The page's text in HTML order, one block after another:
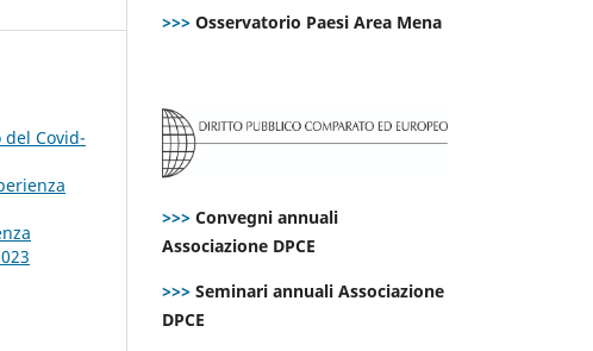
Covid-
>>> Osservatorio Paesi Area Mena
>>> Convegni annuali
Associazione DPCE
>>> Seminari annuali Associazione
DPCE